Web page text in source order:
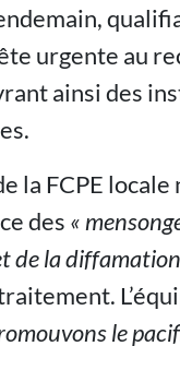
urgente au
ainsi des
la FCPE locale
des «
de la
le